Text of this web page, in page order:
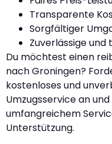
Transparente
Sorgfältiger
Zuverlässige
Du möchtest einen
nach Groningen?
kostenloses und
Umzugsservice an
umfangreichem
Unterstützung.